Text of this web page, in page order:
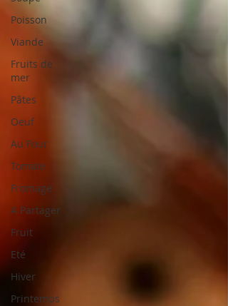
Poisson
Viande
Fruits de
mer
Pâtes
Oeuf
Au Four
Tomate
Fromage
A Partager
Fruit
Eté
Hiver
Printemps